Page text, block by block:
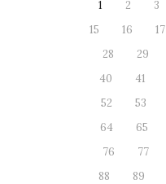
1 2 3
15
16 17
28
29
40
41
52
53
64
65
76
77
88
89